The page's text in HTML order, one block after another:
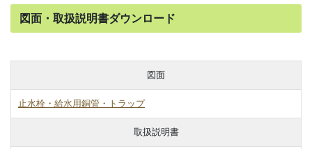
図面・取扱説明書ダウンロード
図面
止水栓・給水用銅管 ・トラップ
取扱説明書